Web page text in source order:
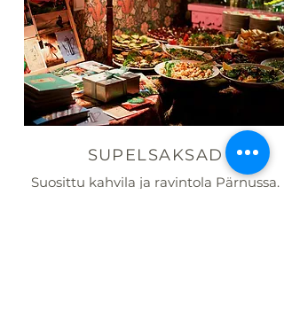
SUPELSAKSAD
Suosittu kahvila ja ravintola Pärnussa.